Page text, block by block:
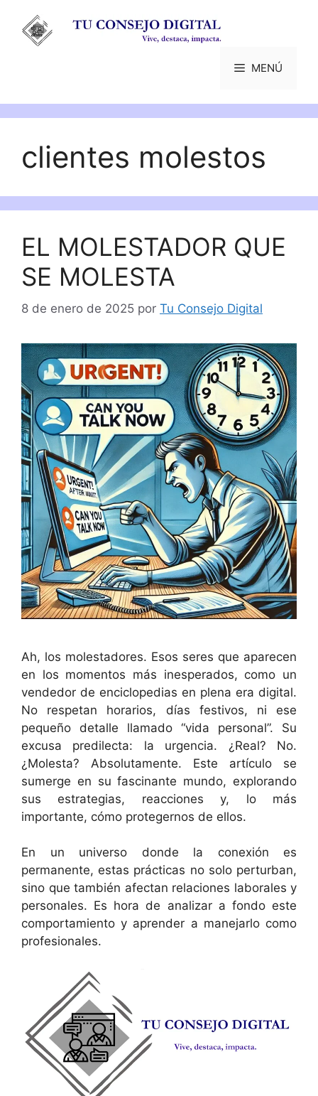
contenido
MENÚ
clientes molestos
EL MOLESTADOR QUE
SE MOLESTA
8 de enero de 2025 por Tu Consejo Digital
Ah, los molestadores. Esos seres que aparecen
en los momentos más inesperados, como un
vendedor de enciclopedias en plena era digital.
No respetan horarios, días festivos, ni ese
pequeño detalle llamado “vida personal”. Su
excusa predilecta: la urgencia. ¿Real? No.
¿Molesta? Absolutamente. Este artículo se
sumerge en su fascinante mundo, explorando
sus estrategias, reacciones y, lo más
importante, cómo protegernos de ellos.
En un universo donde la conexión es
permanente, estas prácticas no solo perturban,
sino que también afectan relaciones laborales y
personales. Es hora de analizar a fondo este
comportamiento y aprender a manejarlo como
profesionales.